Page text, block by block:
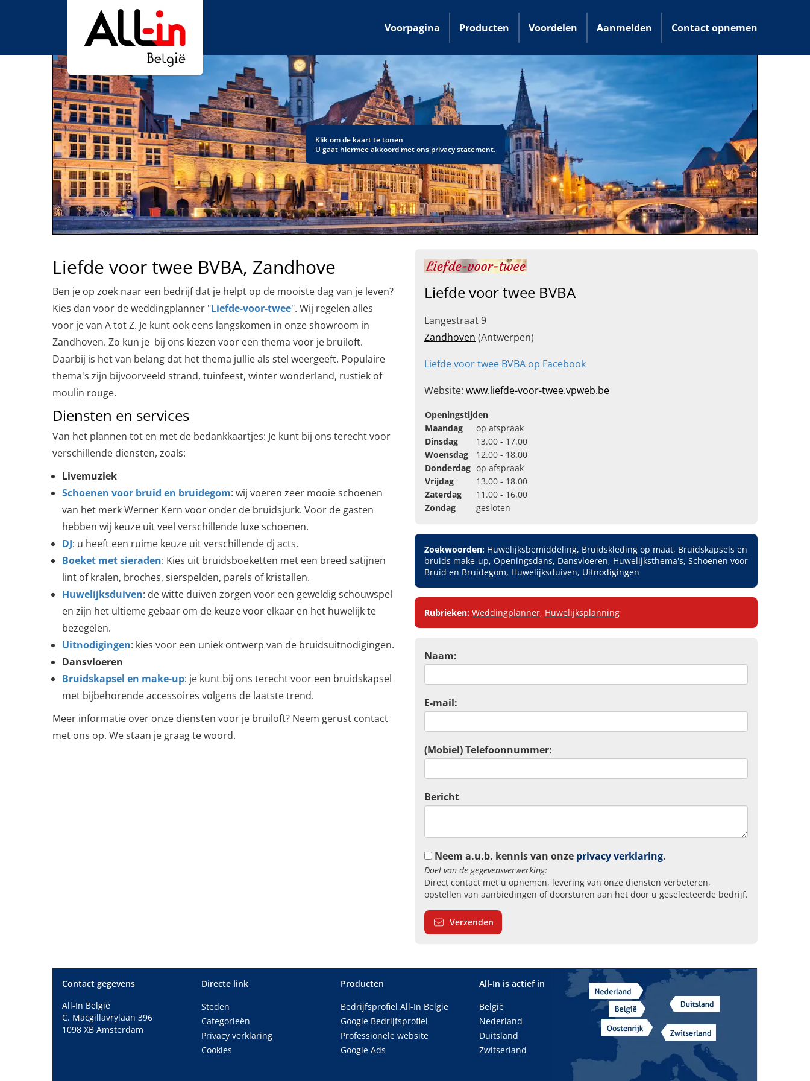
Voorpagina Producten Voordelen Aanmelden Contact opnemen
Klik om de kaart te tonen
U gaat hiermee akkoord met ons privacy statement.
Liefde voor twee BVBA, Zandhove
Ben je op zoek naar een bedrijf dat je helpt op de mooiste dag van je leven?
Kies dan voor de weddingplanner "Liefde-voor-twee". Wij regelen alles
voor je van A tot Z. Je kunt ook eens langskomen in onze showroom in
Zandhoven. Zo kun je bij ons kiezen voor een thema voor je bruiloft.
Daarbij is het van belang dat het thema jullie als stel weergeeft. Populaire
thema's zijn bijvoorveeld strand, tuinfeest, winter wonderland, rustiek of
moulin rouge.
Diensten en services
Van het plannen tot en met de bedankkaartjes: Je kunt bij ons terecht voor
verschillende diensten, zoals:
Livemuziek
Schoenen voor bruid en bruidegom: wij voeren zeer mooie schoenen
van het merk Werner Kern voor onder de bruidsjurk. Voor de gasten
hebben wij keuze uit veel verschillende luxe schoenen.
DJ: u heeft een ruime keuze uit verschillende dj acts.
Boeket met sieraden: Kies uit bruidsboeketten met een breed satijnen
lint of kralen, broches, sierspelden, parels of kristallen.
Huwelijksduiven: de witte duiven zorgen voor een geweldig schouwspel
en zijn het ultieme gebaar om de keuze voor elkaar en het huwelijk te
bezegelen.
Uitnodigingen: kies voor een uniek ontwerp van de bruidsuitnodigingen.
Dansvloeren
Bruidskapsel en make-up: je kunt bij ons terecht voor een bruidskapsel
met bijbehorende accessoires volgens de laatste trend.
Meer informatie over onze diensten voor je bruiloft? Neem gerust contact
met ons op. We staan je graag te woord.
Liefde voor twee BVBA
Langestraat 9
Zandhoven (Antwerpen)
Liefde voor twee BVBA op Facebook
Website: www.liefde-voor-twee.vpweb.be
Openingstijden
Maandag
op afspraak
Dinsdag
13.00 - 17.00
Woensdag
12.00 - 18.00
Donderdag op afspraak
Vrijdag
13.00 - 18.00
Zaterdag
11.00 - 16.00
Zondag
gesloten
Zoekwoorden: Huwelijksbemiddeling, Bruidskleding op maat, Bruidskapsels en
bruids make-up, Openingsdans, Dansvloeren, Huwelijksthema's, Schoenen voor
Bruid en Bruidegom, Huwelijksduiven, Uitnodigingen
Rubrieken: Weddingplanner, Huwelijksplanning
Naam:
E-mail:
(Mobiel) Telefoonnummer:
Bericht
Neem a.u.b. kennis van onze privacy verklaring.
Doel van de gegevensverwerking:
Direct contact met u opnemen, levering van onze diensten verbeteren,
opstellen van aanbiedingen of doorsturen aan het door u geselecteerde bedrijf.
Verzenden
Contact gegevens
All-In België
C. Macgillavrylaan 396
1098 XB Amsterdam
Directe link
Steden
Categorieën
Privacy verklaring
Cookies
Producten
Bedrijfsprofiel All-In België
Google Bedrijfsprofiel
Professionele website
Google Ads
All-In is actief in
België
Nederland
Duitsland
Zwitserland